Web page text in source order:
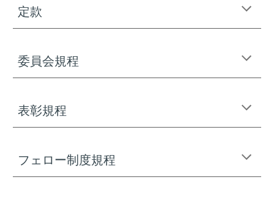
定款
委員会規程
表彰規程
フェロー制度規程